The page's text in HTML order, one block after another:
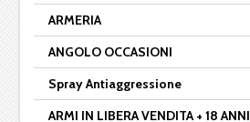
ARMERIA
ANGOLO OCCASIONI
Spray Antiaggressione
ARMI IN LIBERA VENDITA + 18 ANNI